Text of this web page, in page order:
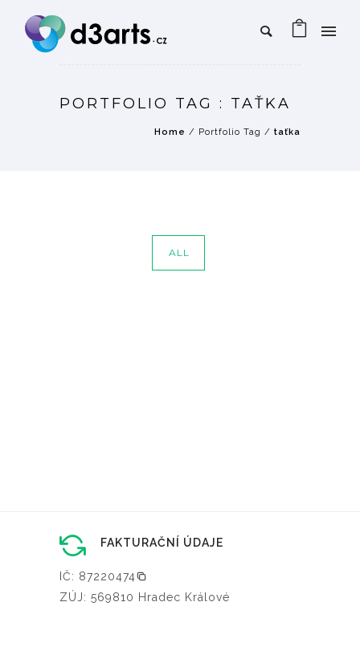
PORTFOLIO TAG : TAŤKA
Home / Portfolio Tag / taťka
ALL
FAKTURAČNÍ ÚDAJE
IČ: 87220474
ZÚJ: 569810 Hradec Králové